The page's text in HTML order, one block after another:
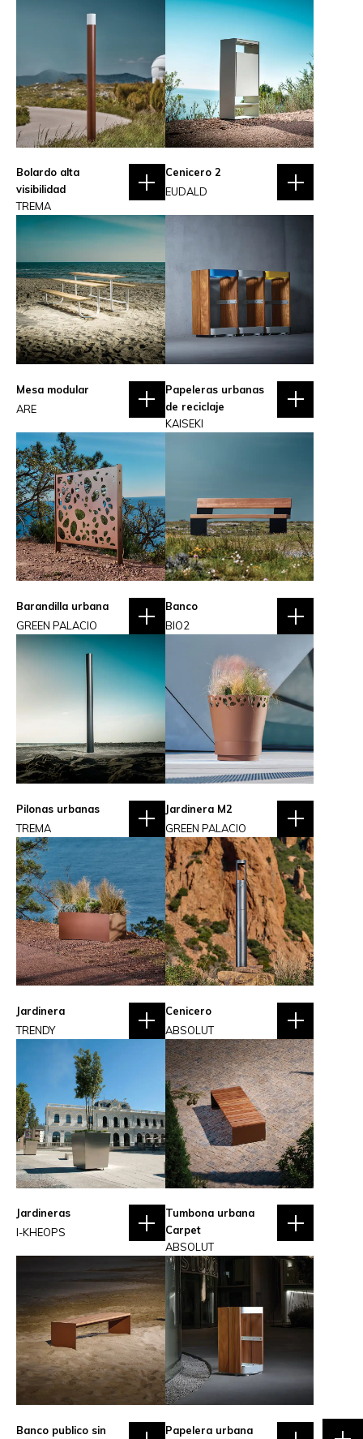
Bolardo alta
visibilidad
TREMA
Cenicero 2
EUDALD
Mesa modular
ARE
Papeleras urbanas
de reciclaje
KAISEKI
Barandilla urbana
GREEN PALACIO
Banco
BIO2
Pilonas urbanas
TREMA
Jardinera M2
GREEN PALACIO
Jardinera
TRENDY
Cenicero
ABSOLUT
Jardineras
I-KHEOPS
Tumbona urbana
Carpet
ABSOLUT
Banco publico sin Papelera urbana